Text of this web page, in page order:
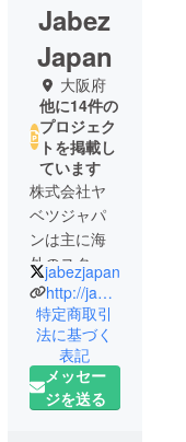
Jabez
Japan
大阪府
他に14件の
プロジェク
トを掲載し
ています
株式会社ヤ
ベツジャパ
ンは主に海
外のスター
トアップ企
業の製品を
輸入販売し
ている商社
です。ス
タートアッ
jabezjapan
http://jabez.jp
特定商取引
法に基づく
表記
メッセー
ジを送る